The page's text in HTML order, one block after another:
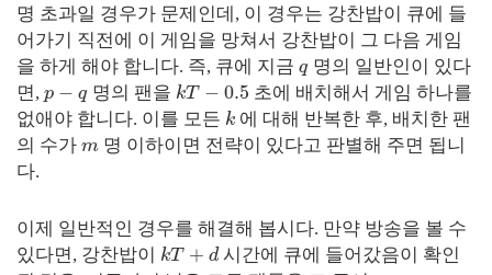
명 초과일 경우가 문제인데, 이 경우는 강찬밥이 큐에 들
어가기 직전에 이 게임을 망쳐서 강찬밥이 그 다음 게임
을 하게 해야 합니다. 즉, 큐에 지금 q명의 일반인이 있다
면, p − q명의 팬을 kT − 0.5 초에 배치해서 게임 하나를
없애야 합니다. 이를 모든 k 에 대해 반복한 후, 배치한 팬
의 수가 m 명 이하이면 전략이 있다고 판별해 주면 됩니
다.
이제 일반적인 경우를 해결해 봅시다. 만약 방송을 볼 수
있다면, 강찬밥이 kT + d시간에 큐에 들어갔음이 확인